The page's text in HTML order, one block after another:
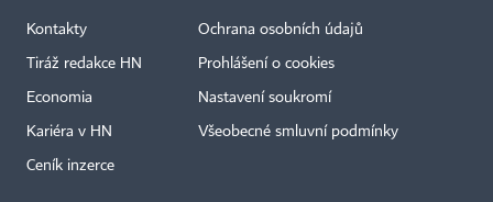
Kontakty
Tiráž redakce HN
Economia
Kariéra v HN
Ceník inzerce
Ochrana osobních údajů
Prohlášení o cookies
Nastavení soukromí
Všeobecné smluvní podmínky